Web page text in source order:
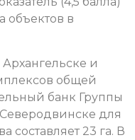
объектов в
и
общей
банк Группы
для
составляет 23 га. В